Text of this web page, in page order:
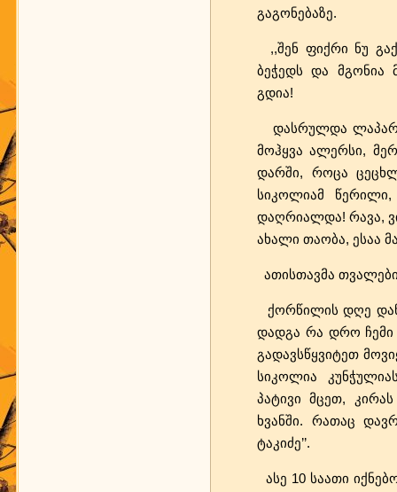
გაგონებაზე.
,,შენ ფიქრი ნუ
ბეჭედს და მგონია
გდია!
დასრულდა
მოჰყვა ალერსი,
დარში, როცა
სიკოლიამ
დაღრიალდა! რავა,
ახალი თაობა, ესაა
ათისთავმა
ქორწილის დღე
დადგა რა დრო ჩემი
გადავსწყვიტეთ
სიკოლია
პატივი მცეთ,
ხვანში. რათაც
ტაკიძე’’.
ასე 10 საათი